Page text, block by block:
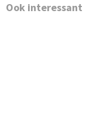
Ook interessant